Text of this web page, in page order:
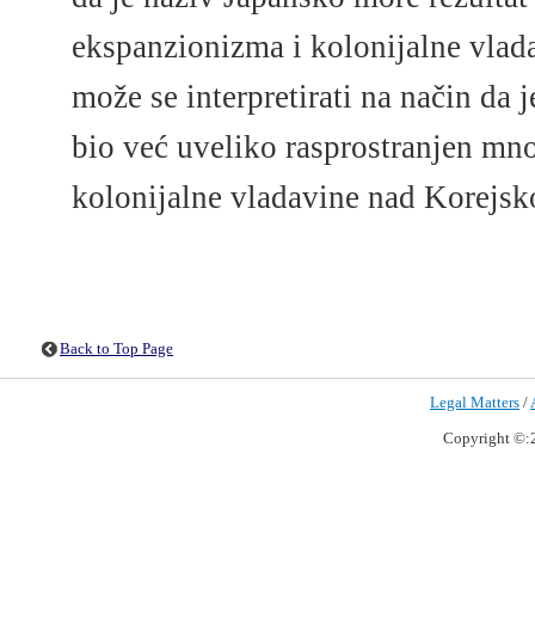
ekspanzionizma i kolonijalne
može se interpretirati na način da
bio već uveliko rasprostranjen
kolonijalne vladavine nad
Back to Top Page
Legal Matters /
Copyright